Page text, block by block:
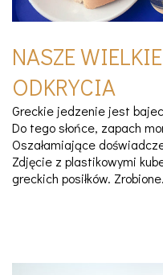
NASZE
ODKRYCIA
Greckie jedzenie jest
Do tego słońce, zapach
Oszałamiające
Zdjęcie z plastikowymi
greckich posiłków.